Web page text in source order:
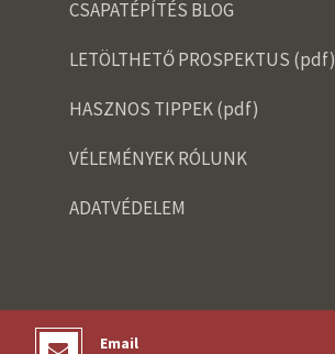
CSAPATÉPÍTÉS BLOG
LETÖLTHETŐ PROSPEKTUS (pdf)
HASZNOS TIPPEK (pdf)
VÉLEMÉNYEK RÓLUNK
ADATVÉDELEM
Email